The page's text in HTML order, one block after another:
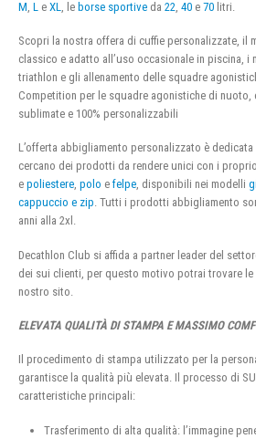
M L e XL , le borse sportive da 22 40 e 70 litri.
Scopri la nostra offera di cuffie personalizzate, il
classico e adatto all’uso occasionale in piscina, i
triathlon e gli allenamento delle squadre
Competition per le squadre agonistiche di nuoto,
sublimate e 100% personalizzabili
L’offerta abbigliamento personalizzato è
cercano dei prodotti da rendere unici con i
e poliestere, polo e felpe, disponibili nei modelli
cappuccio e zip. Tutti i prodotti abbigliamento
anni alla 2xl.
Decathlon Club si affida a partner leader del
dei sui clienti, per questo motivo potrai trovare
nostro sito.
ELEVATA QUALITÀ DI STAMPA E MASSIMO
Il procedimento di stampa utilizzato per la
garantisce la qualità più elevata. Il processo di
caratteristiche principali:
Trasferimento di alta qualità: l’immagine